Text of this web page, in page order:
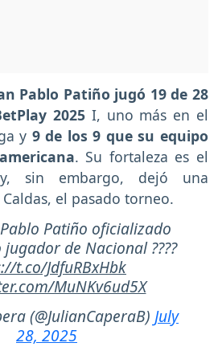
Pablo Patiño jugó 19 de 28
2025 I, uno más en el
y 9 de los 9 que su equipo
. Su fortaleza es el
sin embargo, dejó una
el pasado torneo.
Pablo Patiño oficializado
de Nacional ????
t.co/JdfuRBxHbk
MuNKv6ud5X
(@JulianCaperaB) July
28, 2025